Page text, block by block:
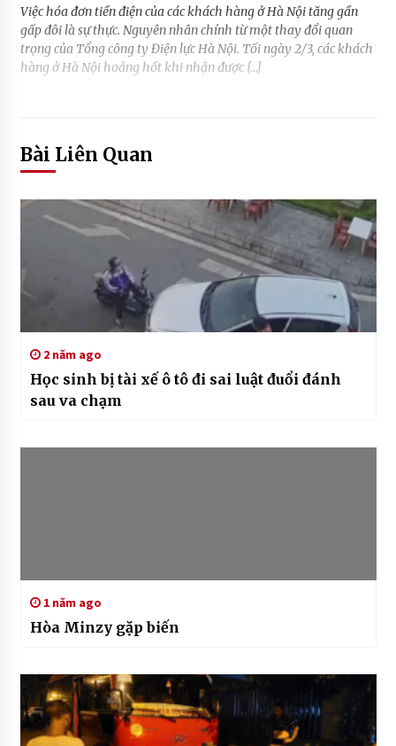
Việc hóa đơn tiền điện của các khách hàng ở Hà Nội tăng gần
gấp đôi là sự thực. Nguyên nhân chính từ một thay đổi quan
trọng của Tổng công ty Điện lực Hà Nội. Tối ngày 2/3, các khách
hàng ở Hà Nội hoảng hốt khi nhận được […]
Bài Liên Quan
2 năm ago
Học sinh bị tài xế ô tô đi sai luật đuổi đánh
sau va chạm
1 năm ago
Hòa Minzy gặp biến